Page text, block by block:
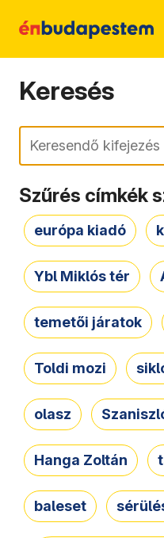
Keresés
Keresés
Szűrés címkék
európa kiadó
Ybl Miklós tér
temetői járatok
Toldi mozi
olasz
Hanga Zoltán
baleset